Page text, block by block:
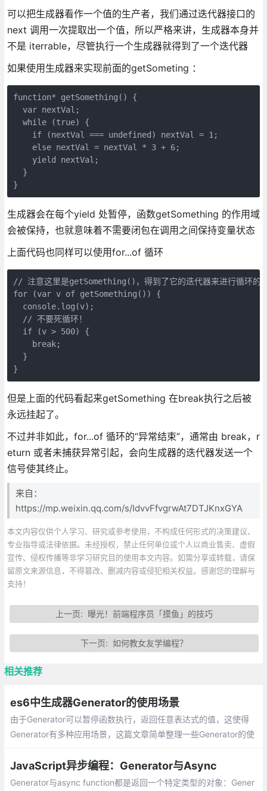
可以把生成器看作一个值的生产者，我们通过迭代器接口的
next 调用一次提取出一个值，所以严格来讲，生成器本身并
不是 iterrable，尽管执行一个生成器就得到了一个迭代器
如果使用生成器来实现前面的getSometing ：
function* getSomething() {
var nextVal;
while (true) {
if (nextVal === undefined) nextVal = 1;
else nextVal = nextVal * 3 + 6;
yield nextVal;
}
}
生成器会在每个yield 处暂停，函数getSomething 的作用域
会被保持，也就意味着不需要闭包在调用之间保持变量状态
上面代码也同样可以使用for...of 循环
// 注意这里是getSomething()，得到了它的迭代器来进行循环的
for (var v of getSomething()) {
console.log(v);
// 不要死循环！
if (v > 500) {
break;
}
}
但是上面的代码看起来getSomething 在break执行之后被
永远挂起了。
不过并非如此，for...of 循环的“异常结束”，通常由 break，r
eturn 或者未捕获异常引起，会向生成器的迭代器发送一个
信号使其终止。
来自：
https://mp.weixin.qq.com/s/IdvvFfvgrwAt7DTJKnxGYA
本文内容仅供个人学习、研究或参考使用，不构成任何形式的决策建议、
专业指导或法律依据。未经授权，禁止任何单位或个人以商业售卖、虚假
宣传、侵权传播等非学习研究目的使用本文内容。如需分享或转载，请保
留原文来源信息，不得篡改、删减内容或侵犯相关权益。感谢您的理解与
支持！
上一页: 曝光！前端程序员「摸鱼」的技巧
下一页: 如何教女友学编程？
相关推荐
es6中生成器Generator的使用场景
由于Generator可以暂停函数执行，返回任意表达式的值，这使得
Generator有多种应用场景，这篇文章简单整理一些Generator的使
作为数据结构
JavaScript异步编程：Generator与Async
Generator与async function都是返回一个特定类型的对象：Gener